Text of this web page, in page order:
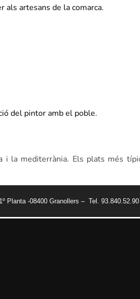
als artesans de la comarca.
del pintor amb el poble.
i la mediterrània. Els plats més
Planta -08400 Granollers – Tel.